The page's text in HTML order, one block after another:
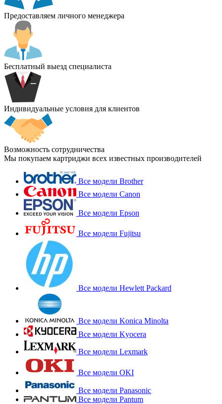
Предоставляем личного менеджера
Бесплатный выезд специалиста
Индивидуальные условия для клиентов
Возможность сотрудничества
Мы покупаем картриджи всех известных производителей
Все модели Brother
Все модели Canon
Все модели Epson
Все модели Fujitsu
Все модели Hewlett Packard
Все модели Konica Minolta
Все модели Kyocera
Все модели Lexmark
Все модели OKI
Все модели Panasonic
Все модели Pantum